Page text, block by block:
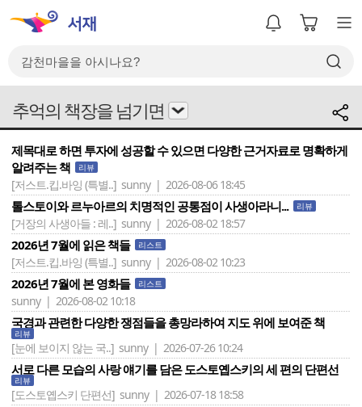
추억의 책장을 넘기면
제목대로 하면 투자에 성공할 수 있으면 다양한 근거자료로 명확하게
알려주는 책
리뷰
[저스트.킵.바잉 (특별..] sunny | 2026-08-06 18:45
톨스토이와 르누아르의 치명적인 공통점이 사생아라니... 리뷰
[거장의 사생아들 : 레..] sunny | 2026-08-02 18:57
2026년 7월에 읽은 책들 리스트
[저스트.킵.바잉 (특별..] sunny | 2026-08-02 10:23
2026년 7월에 본 영화들 리스트
sunny | 2026-08-02 10:18
국경과 관련한 다양한 쟁점들을 총망라하여 지도 위에 보여준 책
리뷰
[눈에 보이지 않는 국..] sunny | 2026-07-26 10:24
서로 다른 모습의 사랑 얘기를 담은 도스토옙스키의 세 편의 단편선
리뷰
[도스토옙스키 단편선] sunny | 2026-07-18 18:58